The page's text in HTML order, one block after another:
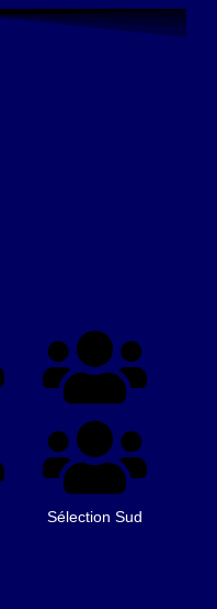
Sélection Sud